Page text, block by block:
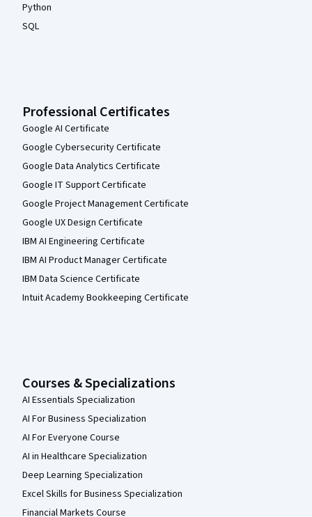
Python
SQL
Professional Certificates
Google AI Certificate
Google Cybersecurity Certificate
Google Data Analytics Certificate
Google IT Support Certificate
Google Project Management Certificate
Google UX Design Certificate
IBM AI Engineering Certificate
IBM AI Product Manager Certificate
IBM Data Science Certificate
Intuit Academy Bookkeeping Certificate
Courses & Specializations
AI Essentials Specialization
AI For Business Specialization
AI For Everyone Course
AI in Healthcare Specialization
Deep Learning Specialization
Excel Skills for Business Specialization
Financial Markets Course